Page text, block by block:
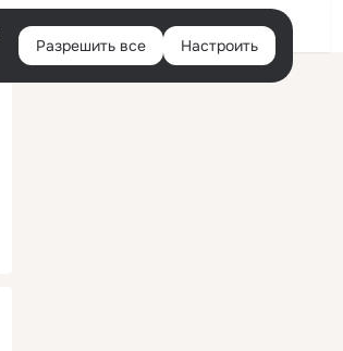
Войти
Разрешить все Настроить